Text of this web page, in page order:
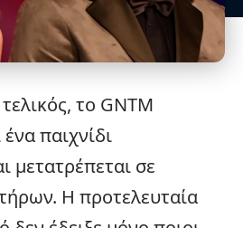
το GNTM
παιχνίδι
μετατρέπεται σε
Η προτελευταία